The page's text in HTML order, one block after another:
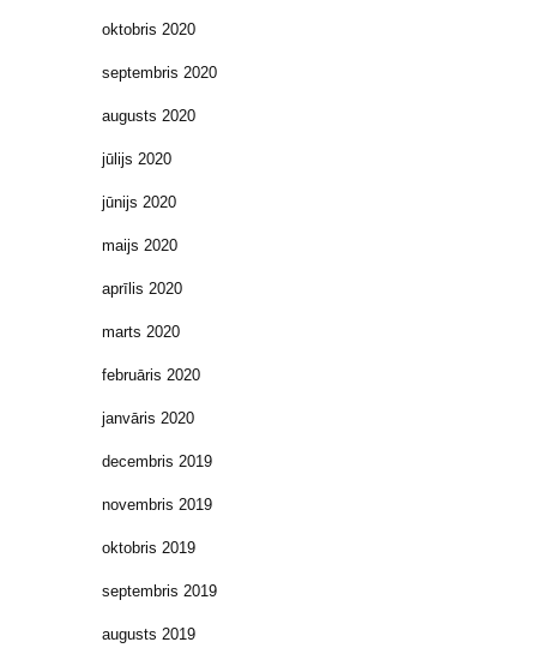
oktobris 2020
septembris 2020
augusts 2020
jūlijs 2020
jūnijs 2020
maijs 2020
aprīlis 2020
marts 2020
februāris 2020
janvāris 2020
decembris 2019
novembris 2019
oktobris 2019
septembris 2019
augusts 2019